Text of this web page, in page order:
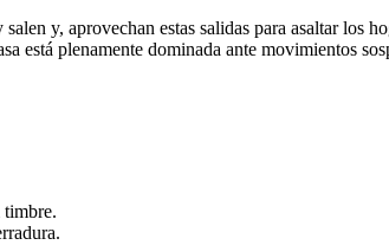
y, aprovechan estas salidas para asaltar los
está plenamente dominada ante movimientos
timbre.